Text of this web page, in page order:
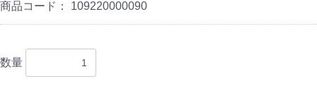
商品コード： 109220000090
数量